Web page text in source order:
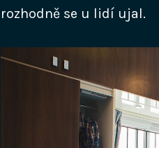
rozhodně se u lidí ujal.